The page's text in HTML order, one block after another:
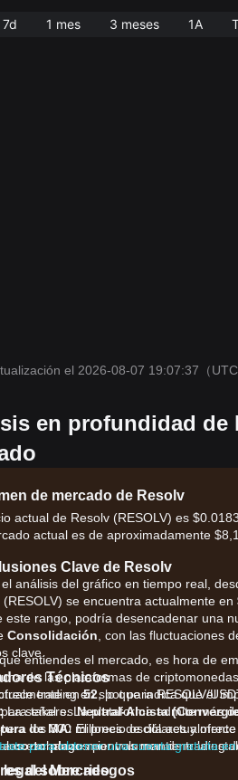
7d 1 mes 3 meses 1A
el 2026-08-07 19:07:37 （
en profundidad de
de mercado de Resolv
actual de Resolv (RESOLV) es
actual es de aproximadamente
Clave de Resolv
análisis del gráfico en tiempo real,
(RESOLV) se encuentra actualmente en
este rango, podría desencadenar una
Consolidación , con las fluctuaciones
clave.
Técnicos
en52, lo que indica que el
La señal esNeutral-Alcista
de MA: El precio oscila
a corto plazomientras mantiene la
del Mercado
entiendes el mercado, es hora de
una de las plataformas de
trading en spot para RESOLV/
takers. La plataforma admite más
los 300 millones de dólares y
exchanges por volumen de trading
para obtener una cuenta gratuita
legal sobre riesgos